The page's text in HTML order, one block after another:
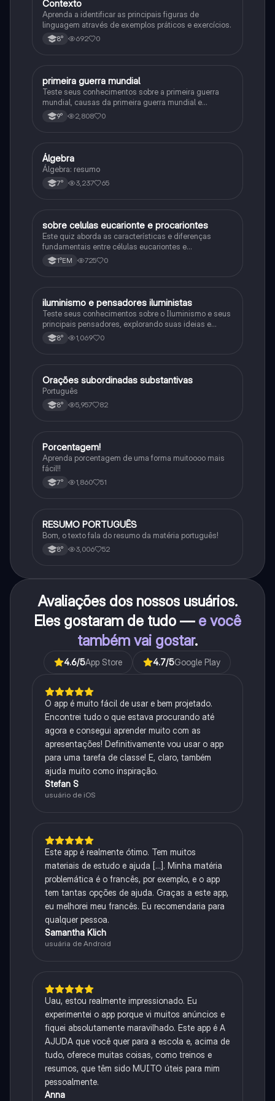
Contexto
Aprenda a identificar as principais figuras de
linguagem através de exemplos práticos e exercícios.
8° 692 0
História
primeira guerra mundial
Teste seus conhecimentos sobre a primeira guerra
mundial, causas da primeira guerra mundial e
consequências da Primeira Guerra Mundial, fases da
primeira guerra mundial
9° 2,808 0
Matematica
Álgebra
Álgebra: resumo
7° 3,237 65
Biologia
sobre celulas eucarionte e procariontes
Este quiz aborda as características e diferenças
fundamentais entre células eucariontes e
procariontes.
1°EM 725 0
História
iluminismo e pensadores iluministas
Teste seus conhecimentos sobre o Iluminismo e seus
principais pensadores, explorando suas ideias e
impacto histórico.
8° 1,069 0
Português
Orações subordinadas substantivas
Português
8° 5,957 82
Matematica
Porcentagem!
Aprenda porcentagem de uma forma muitoooo mais
fácil!!
7° 1,860 51
Português
RESUMO PORTUGUÊS
Bom, o texto fala do resumo da matéria português!
8° 3,006 52
Avaliações dos nossos usuários.
Eles gostaram de tudo — e você
também vai gostar.
4.6/5App Store 4.7/5Google Play
O app é muito fácil de usar e bem projetado.
Encontrei tudo o que estava procurando até
agora e consegui aprender muito com as
apresentações! Definitivamente vou usar o app
para uma tarefa de classe! E, claro, também
ajuda muito como inspiração.
Stefan S
usuário de iOS
Este app é realmente ótimo. Tem muitos
materiais de estudo e ajuda [...]. Minha matéria
problemática é o francês, por exemplo, e o app
tem tantas opções de ajuda. Graças a este app,
eu melhorei meu francês. Eu recomendaria para
qualquer pessoa.
Samantha Klich
usuária de Android
Uau, estou realmente impressionado. Eu
experimentei o app porque vi muitos anúncios e
fiquei absolutamente maravilhado. Este app é A
AJUDA que você quer para a escola e, acima de
tudo, oferece muitas coisas, como treinos e
resumos, que têm sido MUITO úteis para mim
pessoalmente.
Anna